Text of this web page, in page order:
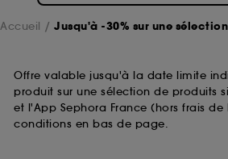
Accueil Jusqu'à -30% sur une
Offre valable jusqu'à la date limite
produit sur une sélection de produits
et l'App Sephora France (hors frais de
conditions en bas de page.